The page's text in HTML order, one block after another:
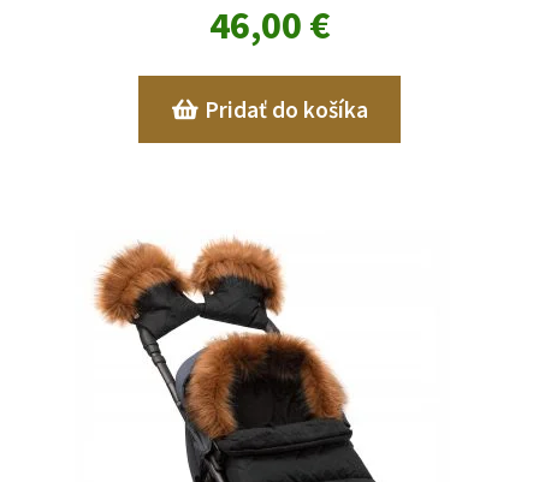
46,00 €
Pridať do košíka